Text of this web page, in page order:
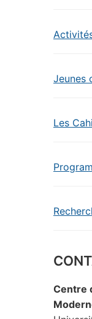
Jeunes
Les
Centre